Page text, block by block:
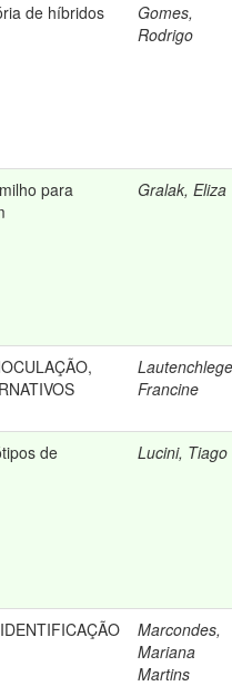
de híbridos
Gomes,
Rodrigo
para
Gralak, Eliza
Francine
de
Lucini, Tiago
Marcondes,
Mariana
Martins